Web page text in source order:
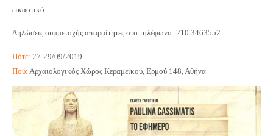
εικαστικό.
Δηλώσεις συμμετοχής απαραίτητες στο τηλέφωνο: 210 3463552
Πότε: 27-29/09/2019
Πού: Αρχαιολογικός Χώρος Κεραμεικού, Ερμού 148, Αθήνα